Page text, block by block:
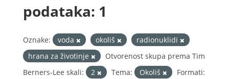
podataka: 1
Oznake: voda okoliš
radionuklidi
hrana za životinje
Otvorenost skupa prema Tim
Berners-Lee skali:
2 Tema: Okoliš
Formati: